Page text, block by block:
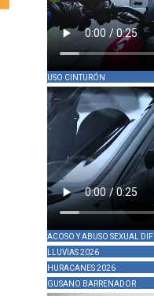
USO CINTURÓN
ACOSO Y ABUSO SEXUAL DIF
LLUVIAS 2026
HURACANES 2026
GUSANO BARRENADOR